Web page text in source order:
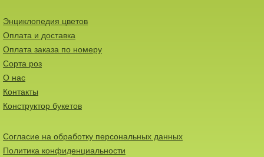
Энциклопедия цветов
Оплата и доставка
Оплата заказа по номеру
Сорта роз
О нас
Контакты
Конструктор букетов
Согласие на обработку персональных данных
Политика конфиденциальности